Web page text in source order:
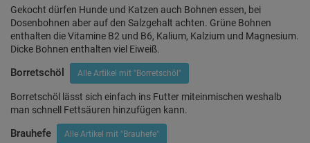
Gekocht dürfen Hunde und Katzen auch Bohnen essen, bei
Dosenbohnen aber auf den Salzgehalt achten. Grüne Bohnen
enthalten die Vitamine B2 und B6, Kalium, Kalzium und Magnesium.
Dicke Bohnen enthalten viel Eiweiß.
Borretschöl Alle Artikel mit "Borretschöl"
Borretschöl lässt sich einfach ins Futter miteinmischen weshalb
man schnell Fettsäuren hinzufügen kann.
Brauhefe Alle Artikel mit "Brauhefe"